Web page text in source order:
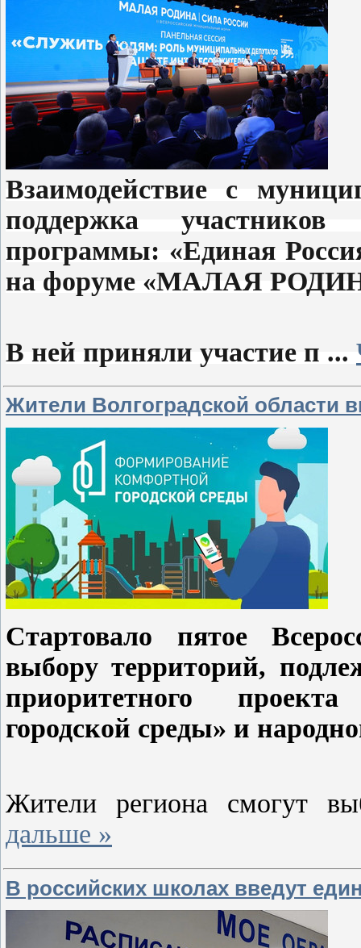
Взаимодействие с
поддержка
программы: «Единая
на форуме «МАЛАЯ
В ней приняли участие п ...
Жители Волгоградской области
Стартовало пятое
выбору территорий,
приоритетного
городской среды» и
Жители региона смогут
дальше »
В российских школах введут